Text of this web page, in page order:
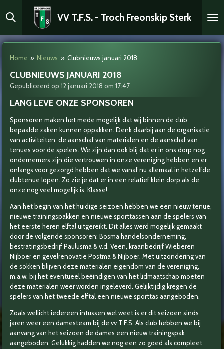
direct
de
VV T.F.S. - Troch Freonskip Sterk
Home » Nieuws » Clubnieuws januari 2018
CLUBNIEUWS JANUARI 2018
Gepubliceerd op 12 januari 2018 om 17:47
LANG LEVE ONZE SPONSOREN
Sponsoren maken het mede mogelijk dat wij binnen de club
bepaalde zaken kunnen oppakken. Denk daarbij aan de organisatie
van activiteiten, de aanschaf van materialen en de aanschaf van
tenues voor de spelers. We zijn dan ook blij dat er in ons dorp nog
ondernemers zijn die vertrouwen in onze vereniging hebben en er
onlangs voor gezorgd hebben dat we vanaf nu allemaal in hetzelfde
clubtenue lopen. Zo zie je dat er in een relatief klein dorp als de
onze nog veel mogelijk is. Klasse!
Aan het begin van het huidige seizoen hebben we een nieuw tenue,
nieuwe trainingspakken en nieuwe sporttassen aan de spelers van
het eerste heren elftal uitgereikt. Dit alles werd mogelijk gemaakt
door de volgende sponsoren: Bosma handelsonderneming,
bestratingsbedrijf Paulusma & v.d. Veen, kraanbedrijf Wieberen
Nijboer en gevelrenovatie Postma & Nijboer. Met uitzondering van
de sokken blijven deze materialen eigendom van de vereniging,
m.a.w. bij het eventueel beëindigen van het lidmaatschap moeten
deze materialen weer worden ingeleverd. Gelijktijdig kregen de
spelers van het tweede elftal een nieuwe sporttas aangeboden.
Zoals wellicht iedereen intussen wel weet is er dit seizoen sinds
jaren weer een damesteam bij de vv T.F.S. Als club hebben we bij
aanvang van het seizoen de dames een nieuw trainingspak
aangeboden. Gelukkig hadden we nog een zo goed als compleet